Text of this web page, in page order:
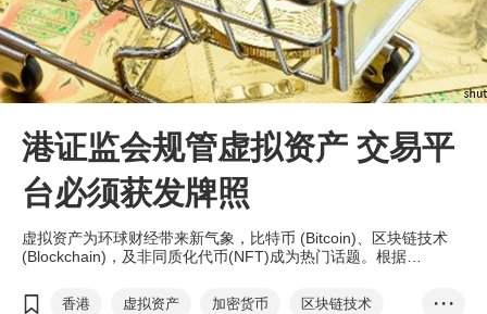
港证监会规管虚拟资产 交易平
台必须获发牌照
虚拟资产为环球财经带来新气象，比特币 (Bitcoin)、区块链技术
(Blockchain)，及非同质化代币(NFT)成为热门话题。根据
7.11兆人民币)资金已流入虚拟资产市场。
香港 虚拟资产 加密货币
区块链技术
• • •